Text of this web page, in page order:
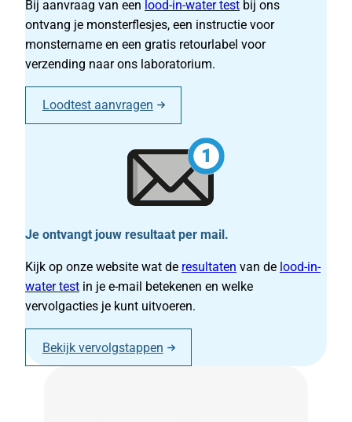
Bij aanvraag van een lood-in-water test bij ons
ontvang je monsterflesjes, een instructie voor
monstername en een gratis retourlabel voor
verzending naar ons laboratorium.
Loodtest aanvragen
Je ontvangt jouw resultaat per mail.
Kijk op onze website wat de resultaten van de lood-in-
water test in je e-mail betekenen en welke
vervolgacties je kunt uitvoeren.
Bekijk vervolgstappen